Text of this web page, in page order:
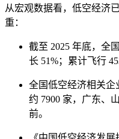
从宏观数据看，低空经济
重：
截至 2025 年底，全
长 51%；累计飞行
全国低空经济相关企
约 7900 家，广东、
前。